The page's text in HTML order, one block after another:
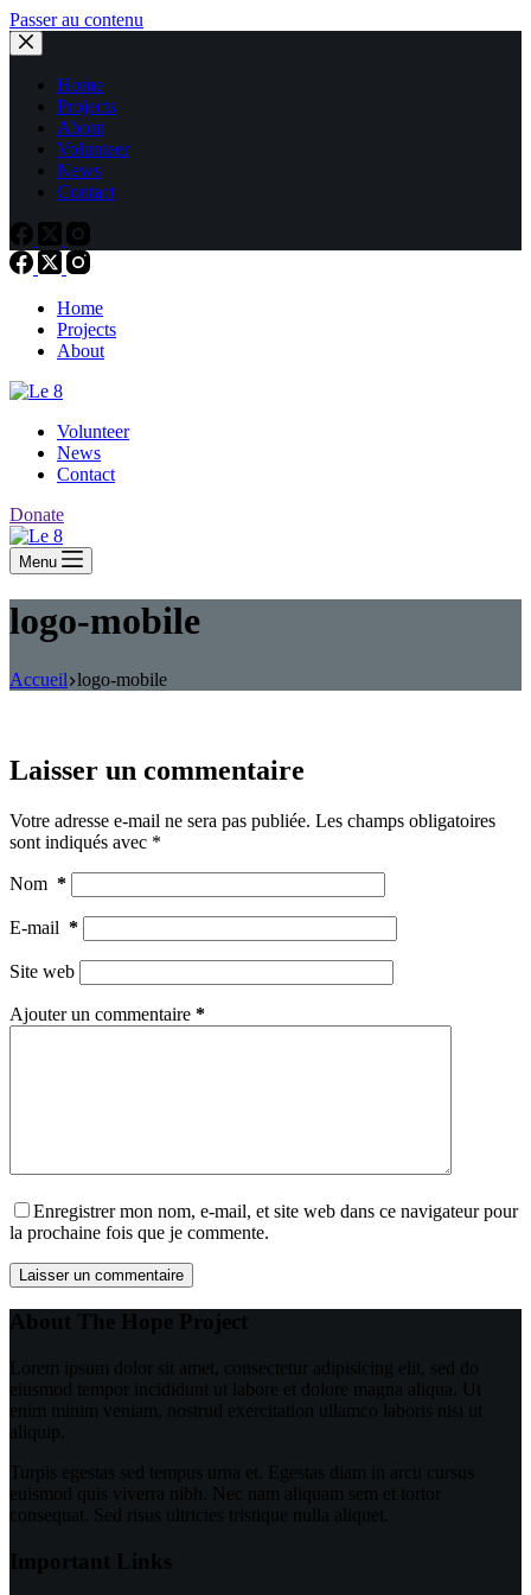
Passer au contenu
Home
Projects
About
Volunteer
News
Contact
Home
Projects
About
Volunteer
News
Contact
Donate
Menu
logo-mobile
Accueil logo-mobile
Laisser un commentaire
Votre adresse e-mail ne sera pas publiée. Les champs obligatoires
sont indiqués avec *
Nom *
E-mail *
Site web
Ajouter un commentaire *
Enregistrer mon nom, e-mail, et site web dans ce navigateur pour
la prochaine fois que je commente.
Laisser un commentaire
About The Hope Project
Lorem ipsum dolor sit amet, consectetur adipisicing elit, sed do
eiusmod tempor incididunt ut labore et dolore magna aliqua. Ut
enim minim veniam, nostrud exercitation ullamco laboris nisi ut
aliquip.
Turpis egestas sed tempus urna et. Egestas diam in arcu cursus
euismod quis viverra nibh. Nec nam aliquam sem et tortor
consequat. Sed risus ultricies tristique nulla aliquet.
Important Links